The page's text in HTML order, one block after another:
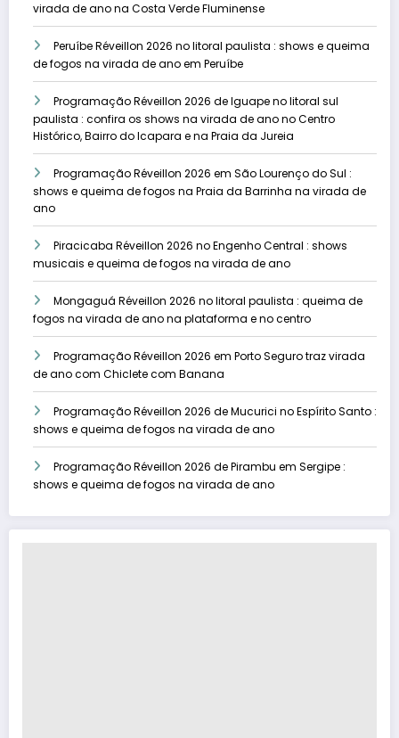
virada de ano na Costa Verde Fluminense
Peruíbe Réveillon 2026 no litoral paulista : shows e queima
de fogos na virada de ano em Peruíbe
Programação Réveillon 2026 de Iguape no litoral sul
paulista : confira os shows na virada de ano no Centro
Histórico, Bairro do Icapara e na Praia da Jureia
Programação Réveillon 2026 em São Lourenço do Sul :
shows e queima de fogos na Praia da Barrinha na virada de
ano
Piracicaba Réveillon 2026 no Engenho Central : shows
musicais e queima de fogos na virada de ano
Mongaguá Réveillon 2026 no litoral paulista : queima de
fogos na virada de ano na plataforma e no centro
Programação Réveillon 2026 em Porto Seguro traz virada
de ano com Chiclete com Banana
Programação Réveillon 2026 de Mucurici no Espírito Santo :
shows e queima de fogos na virada de ano
Programação Réveillon 2026 de Pirambu em Sergipe :
shows e queima de fogos na virada de ano